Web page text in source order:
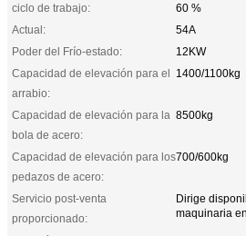
ciclo de trabajo:
60 %
Actual:
54A
Poder del Frío-estado:
12KW
Capacidad de elevación para el
arrabio:
1400/1100kg
Capacidad de elevación para la
bola de acero:
8500kg
Capacidad de elevación para los
pedazos de acero:
700/600kg
Servicio post-venta
proporcionado:
Dirige
maquinaria